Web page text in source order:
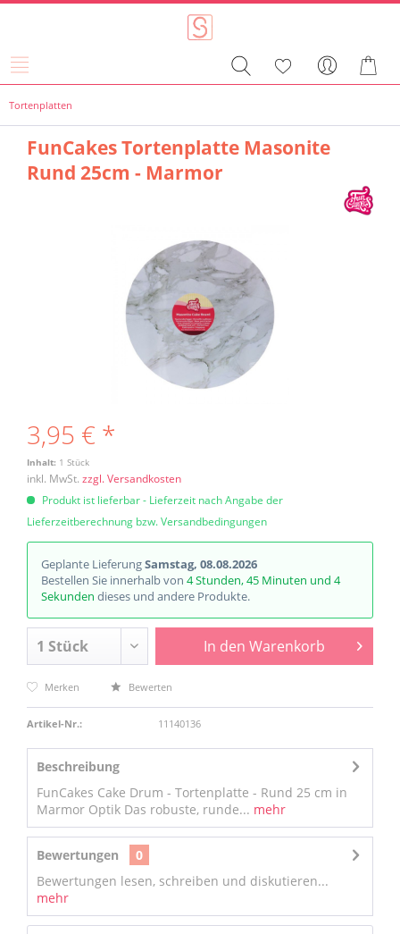
Tortenplatten
FunCakes Tortenplatte Masonite
Rund 25cm - Marmor
3,95 € *
Inhalt: 1 Stück
inkl. MwSt. zzgl. Versandkosten
Produkt ist lieferbar - Lieferzeit nach Angabe der
Lieferzeitberechnung bzw. Versandbedingungen
Geplante LieferungSamstag, 08.08.2026
Bestellen Sie innerhalb von 4 Stunden, 45 Minuten und 4
Sekunden dieses und andere Produkte.
In den Warenkorb
Merken Bewerten
Artikel-Nr.: 11140136
Beschreibung
FunCakes Cake Drum - Tortenplatte - Rund 25 cm in
Marmor Optik Das robuste, runde... mehr
Bewertungen
0
Bewertungen lesen, schreiben und diskutieren...
mehr